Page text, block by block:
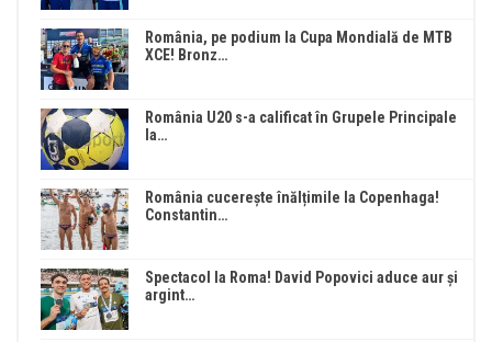
România, pe podium la Cupa Mondială de MTB
XCE! Bronz…
România U20 s-a calificat în Grupele Principale
la…
România cucerește înălțimile la Copenhaga!
Constantin…
Spectacol la Roma! David Popovici aduce aur și
argint…